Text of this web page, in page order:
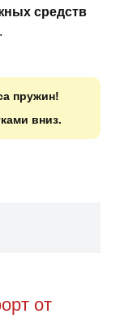
средств
пружин!
вниз.
от